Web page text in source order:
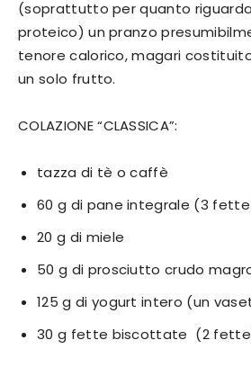
(soprattutto per quanto
proteico) un pranzo
tenore calorico, magari
un solo frutto.
COLAZIONE “CLASSICA”:
tazza di tè o caffè
60 g di pane integrale (3
20 g di miele
50 g di prosciutto crudo
125 g di yogurt intero (un
30 g fette biscottate (2